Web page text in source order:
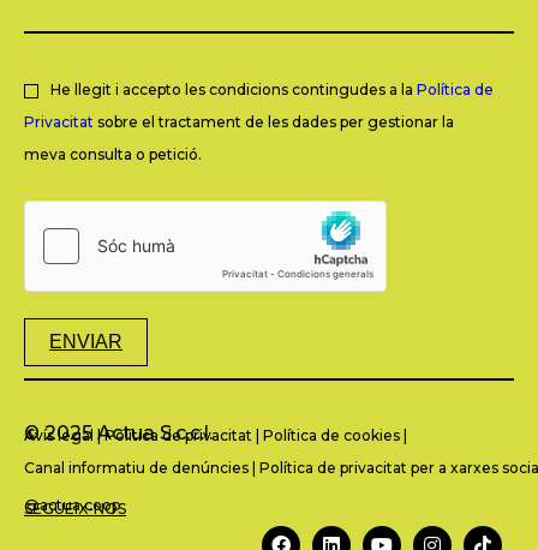
He llegit i accepto les condicions contingudes a la Política de
Privacitat sobre el tractament de les dades per gestionar la
meva consulta o petició.
ENVIAR
© 2025 Actua S.c.c.l.
Avís legal |Política de privacitat Política de cookies
Canal informatiu de denúncies Política de privacitat per a xarxes
SEGUEIX-NOS
@actua.coop